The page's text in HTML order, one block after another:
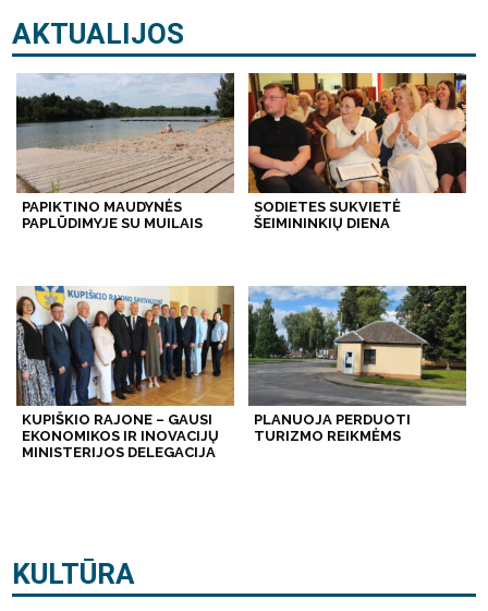
AKTUALIJOS
PAPIKTINO MAUDYNĖS
PAPLŪDIMYJE SU MUILAIS
SODIETES SUKVIETĖ
ŠEIMININKIŲ DIENA
KUPIŠKIO RAJONE – GAUSI
EKONOMIKOS IR INOVACIJŲ
MINISTERIJOS DELEGACIJA
PLANUOJA PERDUOTI
TURIZMO REIKMĖMS
KULTŪRA